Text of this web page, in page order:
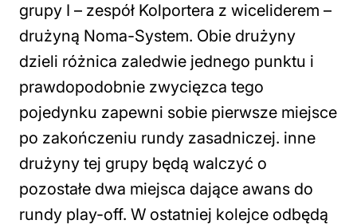
grupy I – zespół Kolportera z wiceliderem –
drużyną Noma-System. Obie drużyny
dzieli różnica zaledwie jednego punktu i
prawdopodobnie zwycięzca tego
pojedynku zapewni sobie pierwsze miejsce
po zakończeniu rundy zasadniczej. inne
drużyny tej grupy będą walczyć o
pozostałe dwa miejsca dające awans do
rundy play-off. W ostatniej kolejce odbędą